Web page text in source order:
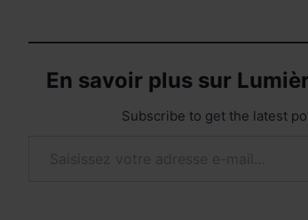
En savoir plus sur
Subscribe to get the latest